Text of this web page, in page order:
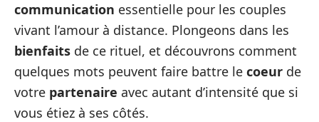
communication essentielle pour les couples
vivant l’amour à distance. Plongeons dans les
bienfaits de ce rituel, et découvrons comment
quelques mots peuvent faire battre le coeur de
votre partenaire avec autant d’intensité que si
vous étiez à ses côtés.